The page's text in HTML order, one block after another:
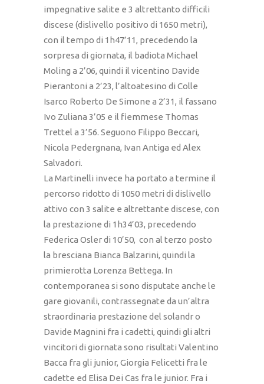
impegnative salite e 3 altrettanto difficili
discese (dislivello positivo di 1650 metri),
con il tempo di 1h47’11, precedendo la
sorpresa di giornata, il badiota Michael
Moling a 2’06, quindi il vicentino Davide
Pierantoni a 2’23, l’altoatesino di Colle
Isarco Roberto De Simone a 2’31, il fassano
Ivo Zuliana 3’05 e il fiemmese Thomas
Trettel a 3’56. Seguono Filippo Beccari,
Nicola Pedergnana, Ivan Antiga ed Alex
Salvadori.
La Martinelli invece ha portato a termine il
percorso ridotto di 1050 metri di dislivello
attivo con 3 salite e altrettante discese, con
la prestazione di 1h34’03, precedendo
Federica Osler di 10’50, con al terzo posto
la bresciana Bianca Balzarini, quindi la
primierotta Lorenza Bettega. In
contemporanea si sono disputate anche le
gare giovanili, contrassegnate da un’altra
straordinaria prestazione del solandr o
Davide Magnini fra i cadetti, quindi gli altri
vincitori di giornata sono risultati Valentino
Bacca fra gli junior, Giorgia Felicetti fra le
cadette ed Elisa Dei Cas fra le junior. Fra i